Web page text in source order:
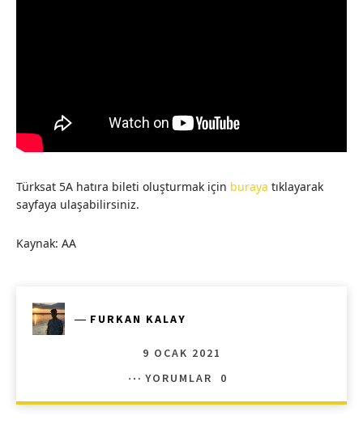
Türksat 5A hatıra bileti oluşturmak için buraya tıklayarak
sayfaya ulaşabilirsiniz.
Kaynak: AA
― FURKAN KALAY
9 OCAK 2021
YORUMLAR
0